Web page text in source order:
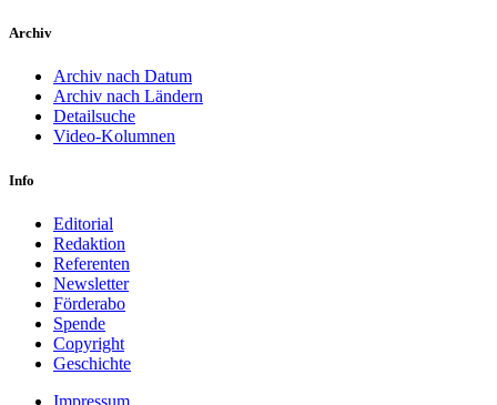
Archiv
Archiv nach Datum
Archiv nach Ländern
Detailsuche
Video-Kolumnen
Info
Editorial
Redaktion
Referenten
Newsletter
Förderabo
Spende
Copyright
Geschichte
Impressum